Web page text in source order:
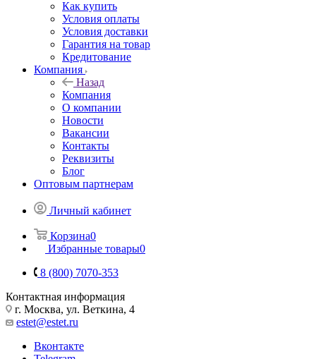
Как купить
Условия оплаты
Условия доставки
Гарантия на товар
Кредитование
Компания
Назад
Компания
О компании
Новости
Вакансии
Контакты
Реквизиты
Блог
Оптовым партнерам
Личный кабинет
Корзина0
Избранные товары0
8 (800) 7070-353
Контактная информация
г. Москва, ул. Веткина, 4
estet@estet.ru
Вконтакте